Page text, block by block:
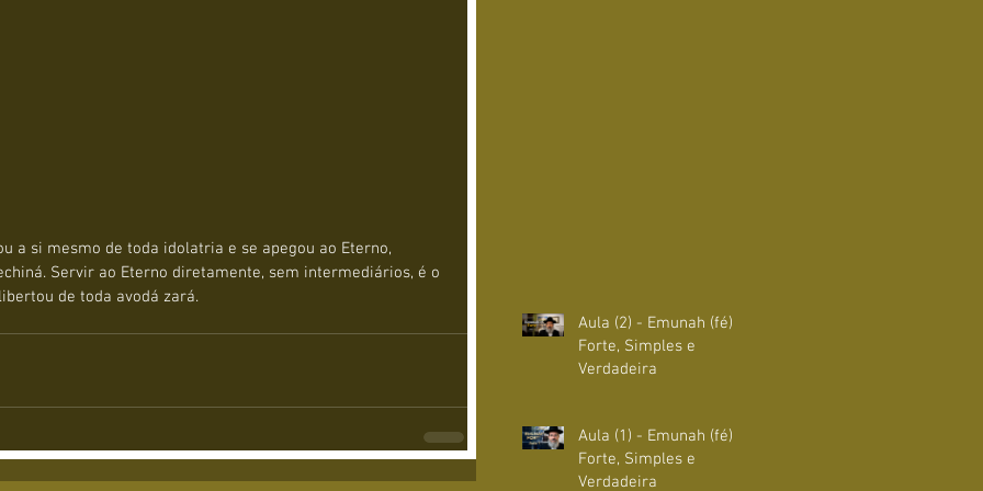
a si mesmo de toda idolatria e se apegou ao Eterno,
Servir ao Eterno diretamente, sem intermediários, é o
de toda avodá zará.
Aula (2) - Emunah (fé)
Forte, Simples e
Verdadeira
Aula (1) - Emunah (fé)
Forte, Simples e
Verdadeira